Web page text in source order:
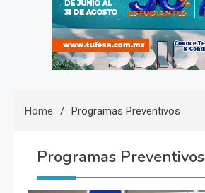
Home Programas Preventivos
Programas Preventivos